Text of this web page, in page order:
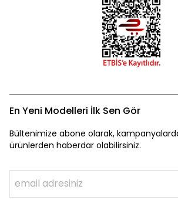
En Yeni Modelleri İlk Sen Gör
Bültenimize abone olarak,
ürünlerden haberdar olabilirsiniz.